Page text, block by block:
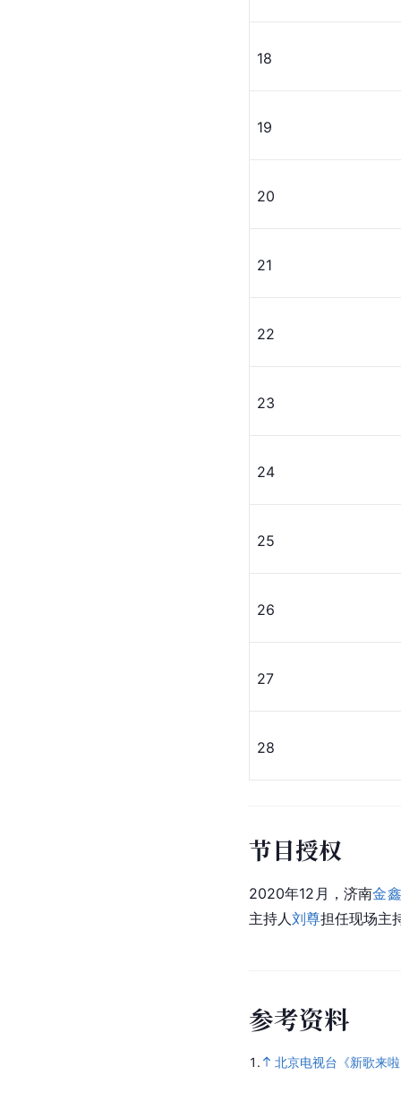
18
19
20
21
22
23
24
25
26
27
28
节目授权
2020年12月，济南金鑫
主持人 刘尊担任现场主
参考资料
1. 北京电视台《新歌来